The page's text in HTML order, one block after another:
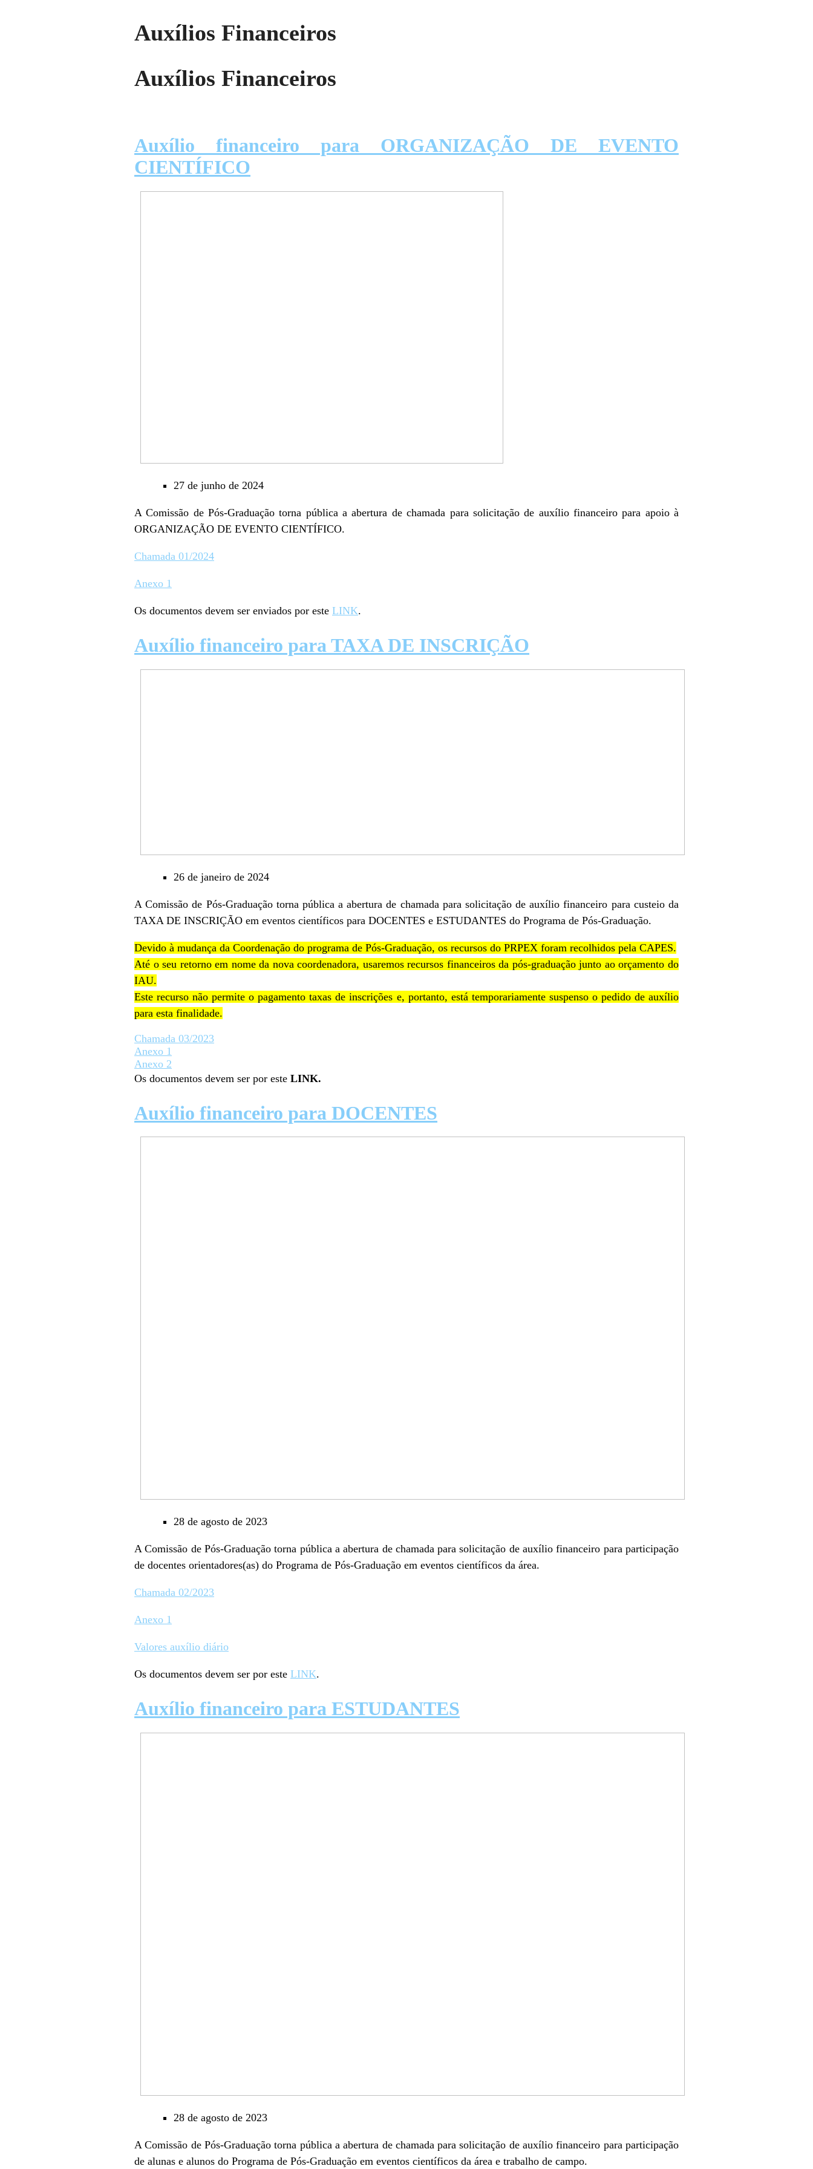
Auxílios Financeiros
Auxílios Financeiros
Auxílio financeiro para ORGANIZAÇÃO DE EVENTO
CIENTÍFICO
27 de junho de 2024
A Comissão de Pós-Graduação torna pública a abertura de chamada para solicitação de auxílio financeiro para apoio à
ORGANIZAÇÃO DE EVENTO CIENTÍFICO.
Chamada 01/2024
Anexo 1
Os documentos devem ser enviados por este LINK.
Auxílio financeiro para TAXA DE INSCRIÇÃO
26 de janeiro de 2024
A Comissão de Pós-Graduação torna pública a abertura de chamada para solicitação de auxílio financeiro para custeio da
TAXA DE INSCRIÇÃO em eventos científicos para DOCENTES e ESTUDANTES do Programa de Pós-Graduação.
Devido à mudança da Coordenação do programa de Pós-Graduação, os recursos do PRPEX foram recolhidos pela CAPES.
Até o seu retorno em nome da nova coordenadora, usaremos recursos financeiros da pós-graduação junto ao orçamento do
IAU.
Este recurso não permite o pagamento taxas de inscrições e, portanto, está temporariamente suspenso o pedido de auxílio
para esta finalidade.
Chamada 03/2023
Anexo 1
Anexo 2
Os documentos devem ser por este LINK.
Auxílio financeiro para DOCENTES
28 de agosto de 2023
A Comissão de Pós-Graduação torna pública a abertura de chamada para solicitação de auxílio financeiro para participação
de docentes orientadores(as) do Programa de Pós-Graduação em eventos científicos da área.
Chamada 02/2023
Anexo 1
Valores auxílio diário
Os documentos devem ser por este LINK.
Auxílio financeiro para ESTUDANTES
28 de agosto de 2023
A Comissão de Pós-Graduação torna pública a abertura de chamada para solicitação de auxílio financeiro para participação
de alunas e alunos do Programa de Pós-Graduação em eventos científicos da área e trabalho de campo.